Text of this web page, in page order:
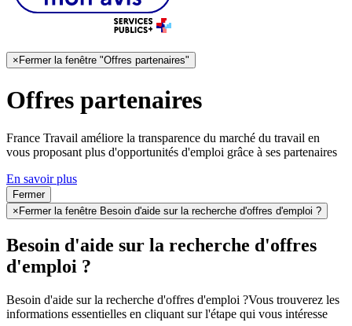
× Fermer la fenêtre "Offres partenaires"
Offres partenaires
France Travail améliore la transparence du marché du travail en
vous proposant plus d'opportunités d'emploi grâce à ses partenaires
En savoir plus
Fermer
× Fermer la fenêtre Besoin d'aide sur la recherche d'offres d'emploi ?
Besoin d'aide sur la recherche d'offres
d'emploi ?
Besoin d'aide sur la recherche d'offres d'emploi ?Vous trouverez les
informations essentielles en cliquant sur l'étape qui vous intéresse